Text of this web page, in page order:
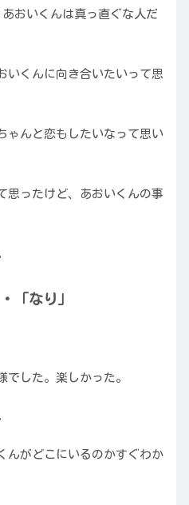
おいくんは真っ直ぐな人だ
いくんに向き合いたいって思
ゃんと恋もしたいなって思い
思ったけど、あおいくんの事
「なり」
でした。楽しかった。
んがどこにいるのかすぐわか